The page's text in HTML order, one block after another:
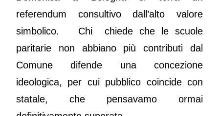
referendum consultivo dall’alto valore
simbolico. Chi chiede che le scuole
paritarie non abbiano più contributi dal
Comune difende una concezione
ideologica, per cui pubblico coincide con
statale, che pensavamo ormai